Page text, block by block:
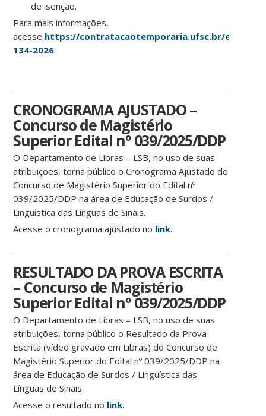
de isenção.
Para mais informações,
acesse https://contratacaotemporaria.ufsc.br/edital-
134-2026
CRONOGRAMA AJUSTADO –
Concurso de Magistério
Superior Edital nº 039/2025/DDP
O Departamento de Libras – LSB, no uso de suas
atribuições, torna público o Cronograma Ajustado do
Concurso de Magistério Superior do Edital nº
039/2025/DDP na área de Educação de Surdos /
Linguística das Línguas de Sinais.
Acesse o cronograma ajustado no link.
RESULTADO DA PROVA ESCRITA
– Concurso de Magistério
Superior Edital nº 039/2025/DDP
O Departamento de Libras – LSB, no uso de suas
atribuições, torna público o Resultado da Prova
Escrita (vídeo gravado em Libras) do Concurso de
Magistério Superior do Edital nº 039/2025/DDP na
área de Educação de Surdos / Linguística das
Línguas de Sinais.
Acesse o resultado no link.